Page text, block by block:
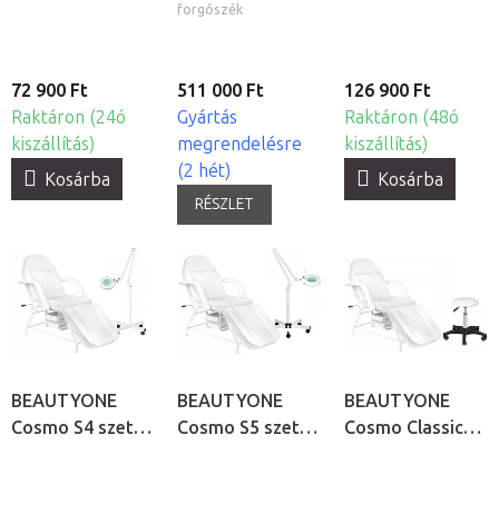
72 900 Ft
Raktáron (24ó
kiszállítás)
Kosárba
forgószék
511 000 Ft
Gyártás
megrendelésre
(2 hét)
RÉSZLET
126 900 Ft
Raktáron (48ó
kiszállítás)
Kosárba
BEAUTYONE
Cosmo S4 szett
BEAUTYONE
Cosmo S5 szett
BEAUTYONE
Cosmo Classic